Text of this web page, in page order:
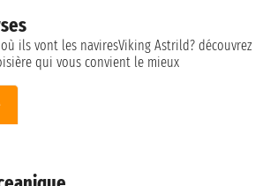
ils vont les naviresViking Astrild? découvrez
qui vous convient le mieux